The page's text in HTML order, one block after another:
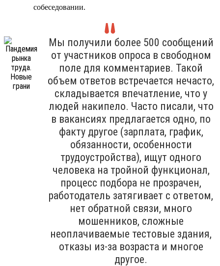
собеседовании.
Мы получили более 500 сообщений
от участников опроса в свободном
поле для комментариев. Такой
объем ответов встречается нечасто,
складывается впечатление, что у
людей накипело. Часто писали, что
в вакансиях предлагается одно, по
факту другое (зарплата, график,
обязанности, особенности
трудоустройства), ищут одного
человека на тройной функционал,
процесс подбора не прозрачен,
работодатель затягивает с ответом,
нет обратной связи, много
мошенников, сложные
неоплачиваемые тестовые здания,
отказы из-за возраста и многое
другое.